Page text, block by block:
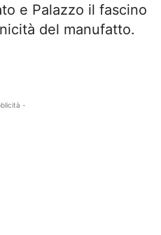
e Palazzo il fascino
del manufatto.
-